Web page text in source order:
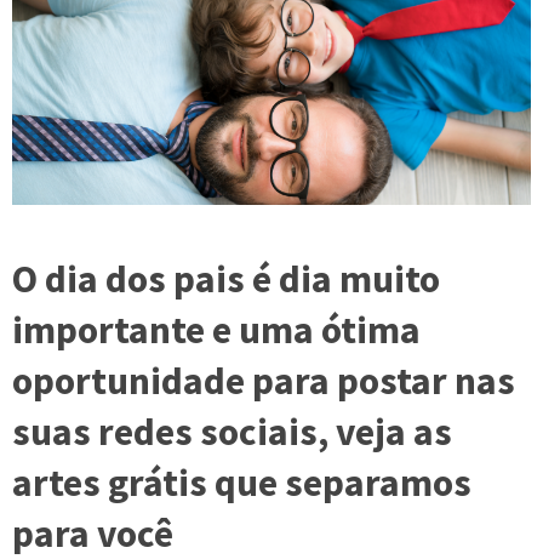
O dia dos pais é dia muito
importante e uma ótima
oportunidade para postar nas
suas redes sociais, veja as
artes grátis que separamos
para você